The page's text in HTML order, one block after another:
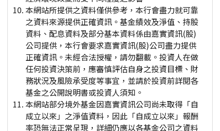
本網站所提供之資料僅供參考，本行會盡力就可靠
之資料來源提供正確資訊。基金績效及淨值、持股
資料、配息資料及部分基本資料係由嘉實資訊(股)
公司提供，本行會要求嘉實資訊(股)公司盡力提供
正確資訊。未經合法授權，請勿翻載。投資人在做
任何投資決策前，應審慎評估自身之投資目標、財
務狀況及風險承受度等事宜，並請於投資前詳閱各
基金之公開說明書或投資人須知。
本網站部分境外基金因嘉實資訊公司尚未取得「自
成立以來」之淨值資料，因此「自成立以來」報酬
率恐無法正常呈現，詳細仍應以各基金公司之資料